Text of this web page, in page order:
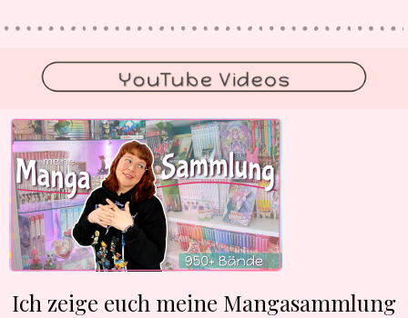
Ich zeige euch meine Mangasammlung